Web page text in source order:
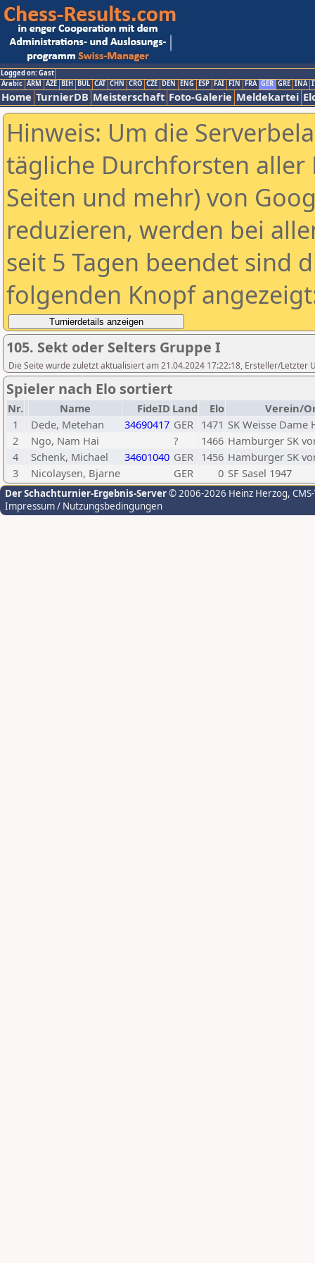
Logged on: Gast
Arabic ARM AZE BIH BUL CAT CHN CRO CZE DEN ENG ESP FAI FIN FRA GER GRE INA
Home TurnierDB Meisterschaft Foto-Galerie Meldekartei
Hinweis: Um die
tägliche Durchforsten aller
Seiten und mehr) von
reduzieren, werden bei
seit 5 Tagen beendet sind
folgenden Knopf
105. Sekt oder Selters Gruppe I
Die Seite wurde zuletzt aktualisiert am 21.04.2024 17:22:18, Ersteller/Letzter
Spieler nach Elo sortiert
Nr. Name FideID Land Elo
Verein/
1
Dede, Metehan 34690417 GER 1471 SK Weisse Dame
2
Ngo, Nam Hai ? 1466 Hamburger SK
4
Schenk, Michael 34601040 GER 1456 Hamburger SK
3
Nicolaysen, Bjarne GER 0 SF Sasel 1947
Der Schachturnier-Ergebnis-Server© 2006-2026 Heinz Herzog,
Impressum / Nutzungsbedingungen